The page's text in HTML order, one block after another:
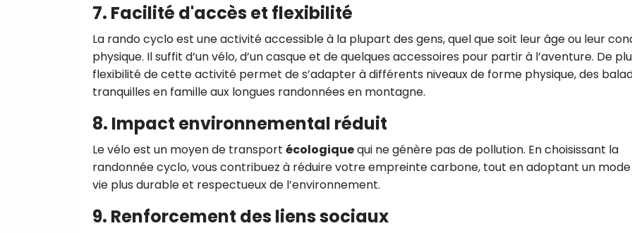
7. Facilité d'accès et flexibilité
La rando cyclo est une activité accessible à la plupart des gens, quel que soit leur âge ou leur
physique. Il suffit d’un vélo, d’un casque et de quelques accessoires pour partir à l’aventure. De
flexibilité de cette activité permet de s’adapter à différents niveaux de forme physique, des
tranquilles en famille aux longues randonnées en montagne.
8. Impact environnemental réduit
Le vélo est un moyen de transport écologiquequi ne génère pas de pollution. En choisissant la
randonnée cyclo, vous contribuez à réduire votre empreinte carbone, tout en adoptant un
vie plus durable et respectueux de l’environnement.
9. Renforcement des liens sociaux